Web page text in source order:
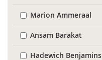
Marion Ammeraal
Ansam Barakat
Hadewich Benjamins